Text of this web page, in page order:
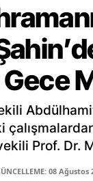
Prof. Dr.
08 Ağustos